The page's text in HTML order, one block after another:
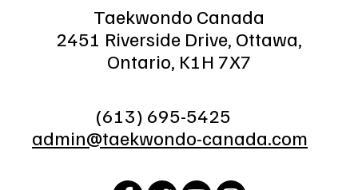
Taekwondo Canada
2451 Riverside Drive, Ottawa,
Ontario, K1H 7X7
(613) 695-5425
admin@taekwondo-canada.com